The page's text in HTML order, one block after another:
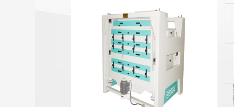
Máy tách màu Thóc và Gạo
xô
Máy tách màu đậu và các
loại hạt
Máy tách màu cà phê và
các loại đậu